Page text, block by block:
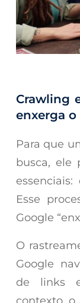
Crawling
enxerga o
Para que
busca, ele
Esse
Google
O
Google
de links e